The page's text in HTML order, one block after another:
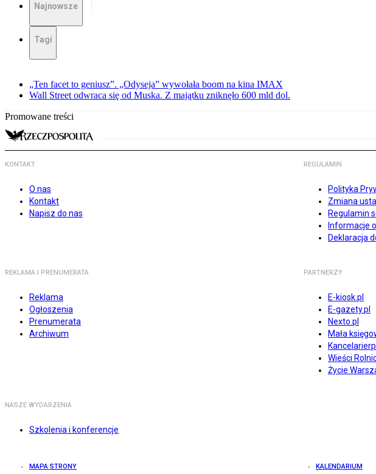
Najnowsze
Tagi
„Ten facet to geniusz”. „Odyseja” wywołała boom na kina IMAX
Wall Street odwraca się od Muska. Z majątku zniknęło 600 mld dol.
Promowane treści
KONTAKT
O nas
Kontakt
Napisz do nas
REGULAMIN
Polityka
Zmiana
Regulamin
Informacje
Deklaracja
REKLAMA I PRENUMERATA
Reklama
Ogłoszenia
Prenumerata
Archiwum
PARTNERZY
E-kiosk.pl
E-gazety.pl
Nexto.pl
Mała
Wieści
Życie
NASZE WYDARZENIA
Szkolenia i konferencje
MAPA STRONY KALENDARIUM